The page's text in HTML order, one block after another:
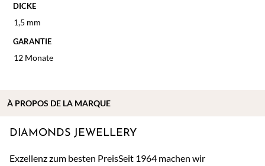
DICKE
1,5 mm
GARANTIE
12 Monate
DIAMONDS JEWELLERY
Exzellenz zum besten PreisSeit 1964 machen wir
À PROPOS DE LA MARQUE